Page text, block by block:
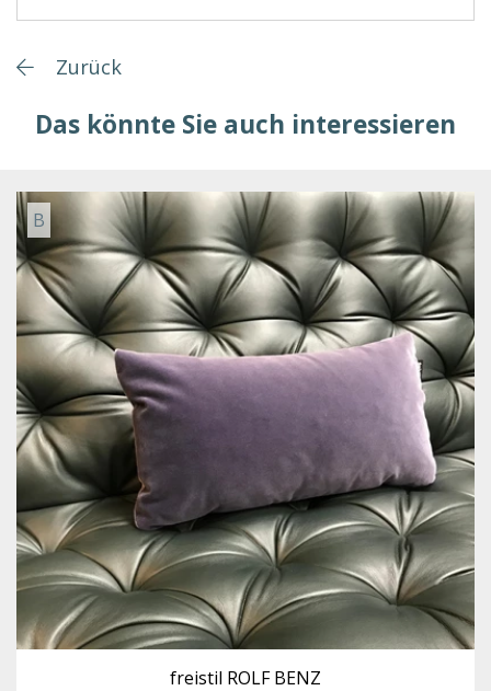
Zurück
Das könnte Sie auch interessieren
B
freistil ROLF BENZ